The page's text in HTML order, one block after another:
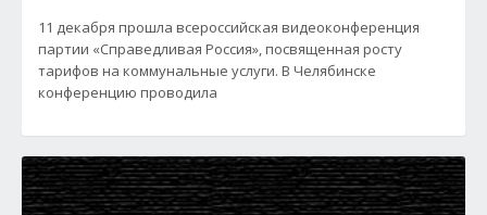
11 декабря прошла всероссийская видеоконференция
партии «Справедливая Россия», посвященная росту
тарифов на коммунальные услуги. В Челябинске
конференцию проводила